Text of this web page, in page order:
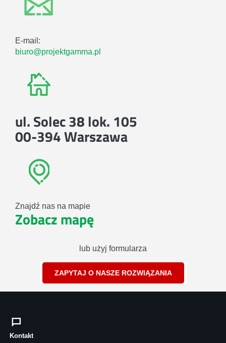
E-mail:
biuro@projektgamma.pl
ul. Solec 38 lok. 105
00-394 Warszawa
Znajdź nas na mapie
Zobacz mapę
lub użyj formularza
ZAPYTAJ O NASZE ROZWIĄZANIA
Kontakt